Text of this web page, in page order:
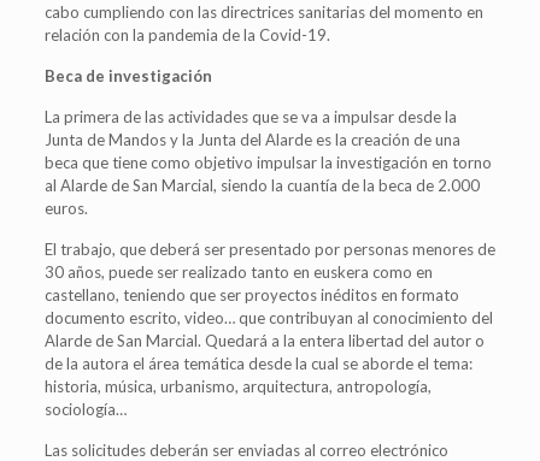
cabo cumpliendo con las directrices sanitarias del momento en
relación con la pandemia de la Covid-19.
Beca de investigación
La primera de las actividades que se va a impulsar desde la
Junta de Mandos y la Junta del Alarde es la creación de una
beca que tiene como objetivo impulsar la investigación en torno
al Alarde de San Marcial, siendo la cuantía de la beca de 2.000
euros.
El trabajo, que deberá ser presentado por personas menores de
30 años, puede ser realizado tanto en euskera como en
castellano, teniendo que ser proyectos inéditos en formato
documento escrito, video… que contribuyan al conocimiento del
Alarde de San Marcial. Quedará a la entera libertad del autor o
de la autora el área temática desde la cual se aborde el tema:
historia, música, urbanismo, arquitectura, antropología,
sociología…
Las solicitudes deberán ser enviadas al correo electrónico